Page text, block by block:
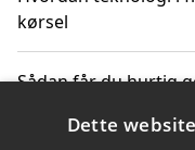
kørsel
Sådan får du hurtig
Dette